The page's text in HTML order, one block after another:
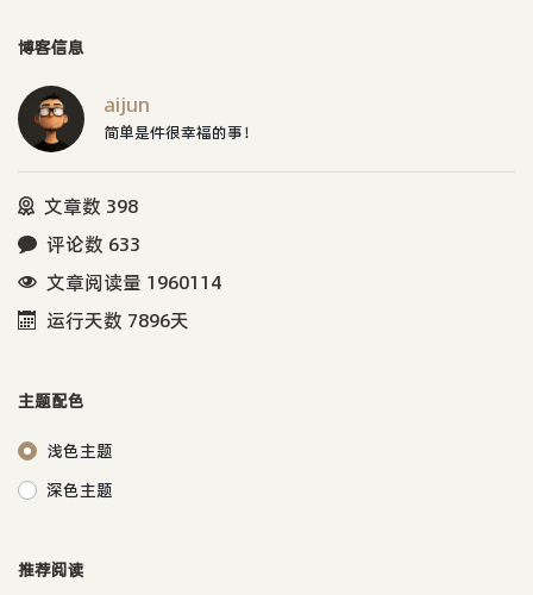
博客信息
aijun
简单是件很幸福的事！
文章数 398
评论数 633
文章阅读量 1960114
运行天数 7896天
主题配色
浅色主题
深色主题
推荐阅读